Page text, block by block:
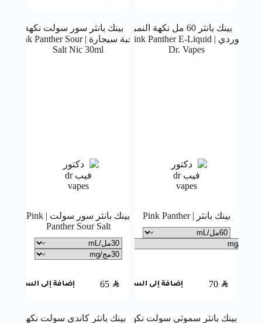
بينك بانثر | Pink Panther
70 SAR إضافة إلى السلة
بينك بانثر سور سولت | Pink
Panther Sour Salt
65 SAR إضافة إلى السلة